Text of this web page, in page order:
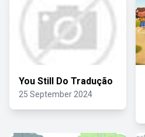
You Still Do Tradução
25 September 2024